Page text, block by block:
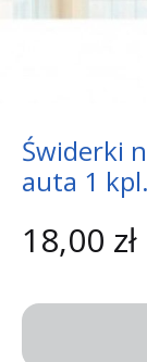
Świderki
auta 1 kpl.
18,00 zł